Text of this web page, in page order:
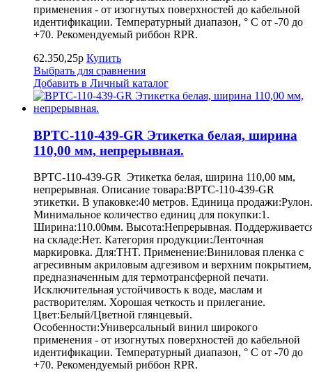
применения - от изогнутых поверхностей до кабельной
идентификации. Температурный диапазон, ° С от -70 до
+70. Рекомендуемый риббон RPR.
62.350,25р Купить
Выбрать для сравнения
Добавить в Личный каталог
BPTC-110-439-GR Этикетка белая, ширина
110,00 мм, непрерывная.
BPTC-110-439-GR Этикетка белая, ширина 110,00 мм,
непрерывная. Описание товара:BPTC-110-439-GR
этикетки. В упаковке:40 метров. Единица продажи:Рулон.
Минимальное количество единиц для покупки:1.
Ширина:110.00мм. Высота:Непрерывная.
на складе:Нет. Категория продукции:Ленточная
маркировка. Для:THT. Применение:Виниловая пленка с
агресивным акриловым адгезивом и верхним покрытием,
предназначенным для термотрансферной печати.
Исключительная устойчивость к воде, маслам и
растворителям. Хорошая четкость и прилегание.
Цвет:Белый/Цветной глянцевый.
Особенности:Универсальный винил широкого
применения - от изогнутых поверхностей до кабельной
идентификации. Температурный диапазон, ° С от -70 до
+70. Рекомендуемый риббон RPR.